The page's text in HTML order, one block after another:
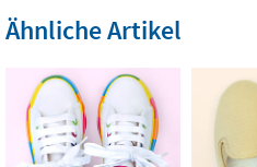
Ähnliche Artikel